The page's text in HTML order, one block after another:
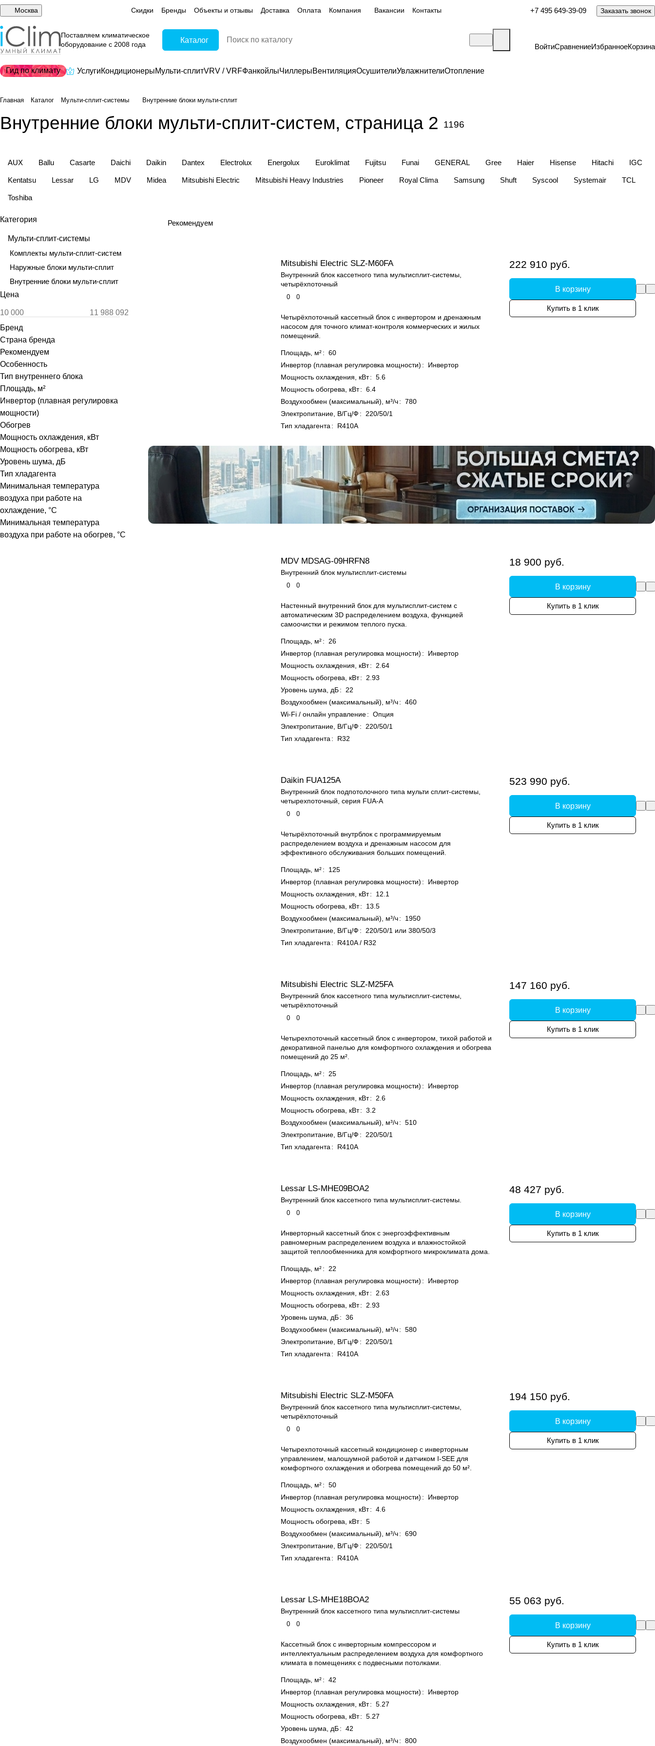
Москва Скидки Бренды Объекты и отзывы Доставка Оплата Компания Вакансии Контакты +7 495 649-39-09 Заказать звонок
Поставляем климатическое
оборудование с 2008 года
Каталог
ВойтиСравнениеИзбранноеКорзина
Гид по климату УслугиКондиционерыМульти-сплитVRV / VRFФанкойлыЧиллерыВентиляцияОсушителиУвлажнителиОтопление
Главная Каталог Мульти-сплит-системы Внутренние блоки мульти-сплит
Внутренние блоки мульти-сплит-систем, страница 2 1196
AUX Ballu Casarte Daichi Daikin Dantex Electrolux Energolux Euroklimat Fujitsu Funai GENERAL Gree Haier Hisense Hitachi IGC
Kentatsu Lessar LG MDV Midea Mitsubishi Electric Mitsubishi Heavy Industries Pioneer Royal Clima Samsung Shuft Syscool Systemair TCL
Toshiba
Рекомендуем
Mitsubishi Electric SLZ-M60FA
Внутренний блок кассетного типа мультисплит-системы,
четырёхпоточный
0 0
Четырёхпоточный кассетный блок с инвертором и дренажным
насосом для точного климат-контроля коммерческих и жилых
помещений.
Площадь, м²: 60
Инвертор (плавная регулировка мощности) :
Инвертор
Мощность охлаждения, кВт: 5.6
Мощность обогрева, кВт: 6.4
Воздухообмен (максимальный), м³/ч: 780
Электропитание, В/Гц/Ф :
220/50/1
Тип хладагента : R410A
222 910 руб.
В корзину
Купить в 1 клик
MDV MDSAG-09HRFN8
Внутренний блок мультисплит-системы
0 0
Настенный внутренний блок для мультисплит-систем с
автоматическим 3D распределением воздуха, функцией
самоочистки и режимом теплого пуска.
Площадь, м²:
26
Инвертор (плавная регулировка мощности) :
Инвертор
Мощность охлаждения, кВт:
2.64
Мощность обогрева, кВт:
2.93
Уровень шума, дБ:
22
Воздухообмен (максимальный), м³/ч: 460
Wi-Fi / онлайн управление: Опция
Электропитание, В/Гц/Ф :
220/50/1
Тип хладагента : R32
18 900 руб.
В корзину
Купить в 1 клик
Daikin FUA125A
Внутренний блок подпотолочного типа мульти сплит-системы,
четырехпоточный, серия FUA-A
0 0
Четырёхпоточный внутрблок с программируемым
распределением воздуха и дренажным насосом для
эффективного обслуживания больших помещений.
Площадь, м²:
125
Инвертор (плавная регулировка мощности) :
Инвертор
Мощность охлаждения, кВт:
12.1
Мощность обогрева, кВт:
13.5
Воздухообмен (максимальный), м³/ч:
1950
Электропитание, В/Гц/Ф :
220/50/1 или 380/50/3
Тип хладагента : R410A / R32
523 990 руб.
В корзину
Купить в 1 клик
Mitsubishi Electric SLZ-M25FA
Внутренний блок кассетного типа мультисплит-системы,
четырёхпоточный
0 0
Четырехпоточный кассетный блок с инвертором, тихой работой и
декоративной панелью для комфортного охлаждения и обогрева
помещений до 25 м².
Площадь, м²:
25
Инвертор (плавная регулировка мощности) :
Инвертор
Мощность охлаждения, кВт:
2.6
Мощность обогрева, кВт: 3.2
Воздухообмен (максимальный), м³/ч: 510
Электропитание, В/Гц/Ф :
220/50/1
Тип хладагента : R410A
147 160 руб.
В корзину
Купить в 1 клик
Lessar LS-MHE09BOA2
Внутренний блок кассетного типа мультисплит-системы.
0 0
Инверторный кассетный блок с энергоэффективным
равномерным распределением воздуха и влажностойкой
защитой теплообменника для комфортного микроклимата дома.
Площадь, м²:
22
Инвертор (плавная регулировка мощности) :
Инвертор
Мощность охлаждения, кВт:
2.63
Мощность обогрева, кВт:
2.93
Уровень шума, дБ: 36
Воздухообмен (максимальный), м³/ч: 580
Электропитание, В/Гц/Ф :
220/50/1
Тип хладагента : R410A
48 427 руб.
В корзину
Купить в 1 клик
Mitsubishi Electric SLZ-M50FA
Внутренний блок кассетного типа мультисплит-системы,
четырёхпоточный
0 0
Четырехпоточный кассетный кондиционер с инверторным
управлением, малошумной работой и датчиком I-SEE для
комфортного охлаждения и обогрева помещений до 50 м².
Площадь, м²: 50
Инвертор (плавная регулировка мощности) :
Инвертор
Мощность охлаждения, кВт: 4.6
Мощность обогрева, кВт: 5
Воздухообмен (максимальный), м³/ч: 690
Электропитание, В/Гц/Ф :
220/50/1
Тип хладагента : R410A
194 150 руб.
В корзину
Купить в 1 клик
Lessar LS-MHE18BOA2
Внутренний блок кассетного типа мультисплит-системы
0 0
Кассетный блок с инверторным компрессором и
интеллектуальным распределением воздуха для комфортного
климата в помещениях с подвесными потолками.
Площадь, м²: 42
Инвертор (плавная регулировка мощности) :
Инвертор
Мощность охлаждения, кВт: 5.27
Мощность обогрева, кВт: 5.27
Уровень шума, дБ: 42
Воздухообмен (максимальный), м³/ч: 800
55 063 руб.
В корзину
Купить в 1 клик
Категория
Мульти-сплит-системы
Комплекты мульти-сплит-систем
Наружные блоки мульти-сплит
Внутренние блоки мульти-сплит
Цена
Бренд
Страна бренда
Рекомендуем
Особенность
Тип внутреннего блока
Площадь, м²
Инвертор (плавная регулировка
мощности)
Обогрев
Мощность охлаждения, кВт
Мощность обогрева, кВт
Уровень шума, дБ
Тип хладагента
Минимальная температура
воздуха при работе на
охлаждение, °C
Минимальная температура
воздуха при работе на обогрев, °C